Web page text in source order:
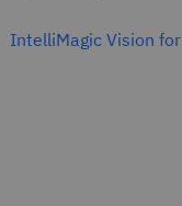
IntelliMagic Vision